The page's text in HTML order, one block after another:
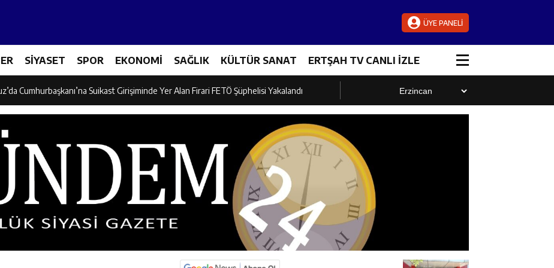
ÜYE PANELİ
SİYASET SPOR EKONOMİ SAĞLIK KÜLTÜR SANAT ERTŞAH TV CANLI İZLE
Adayı Süleyman Tan Üyelerle Buluştu
Cumhurbaşkanı’na Suikast Girişiminde Yer Alan Firari FETÖ Şüphelisi Yakalandı
Erzincan’da “Salı Sohbetleri”ne Konuk Oldu
Finale Yükseldi